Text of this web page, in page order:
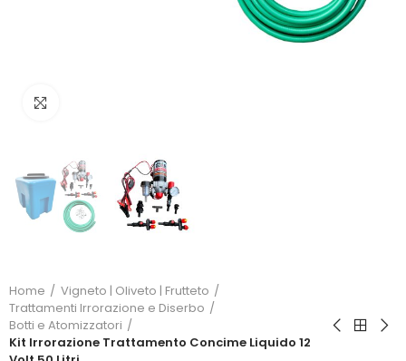
Home
Vigneto | Oliveto | Frutteto
Trattamenti Irrorazione e Diserbo
Botti e Atomizzatori
Kit Irrorazione Trattamento Concime Liquido 12